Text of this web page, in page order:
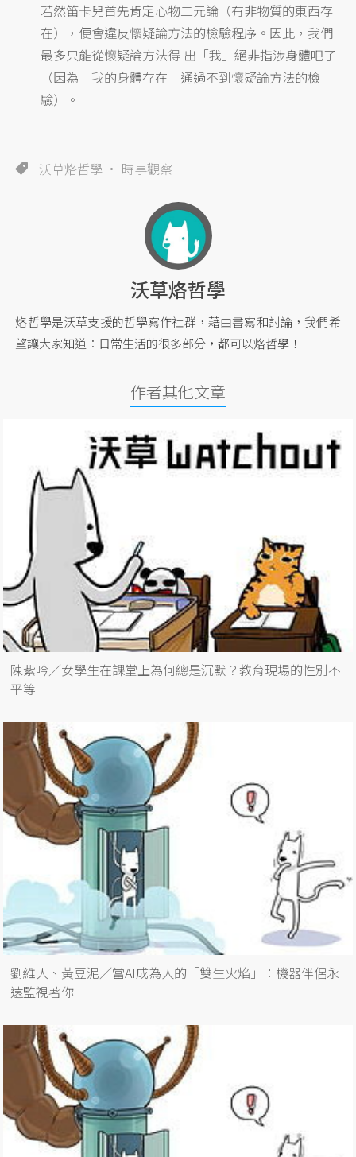
若然笛卡兒首先肯定心物二元論（有非物質的東西存
在），便會違反懷疑論方法的檢驗程序。因此，我們
最多只能從懷疑論方法得 出「我」絕非指涉身體吧了
（因為「我的身體存在」通過不到懷疑論方法的檢
驗）。
沃草烙哲學 時事觀察
沃草烙哲學
烙哲學是沃草支援的哲學寫作社群，藉由書寫和討論，我們希
望讓大家知道：日常生活的很多部分，都可以烙哲學！
作者其他文章
陳紫吟／女學生在課堂上為何總是沉默？教育現場的性別不
平等
劉維人、黃豆泥／當AI成為人的「雙生火焰」：機器伴侶永
遠監視著你